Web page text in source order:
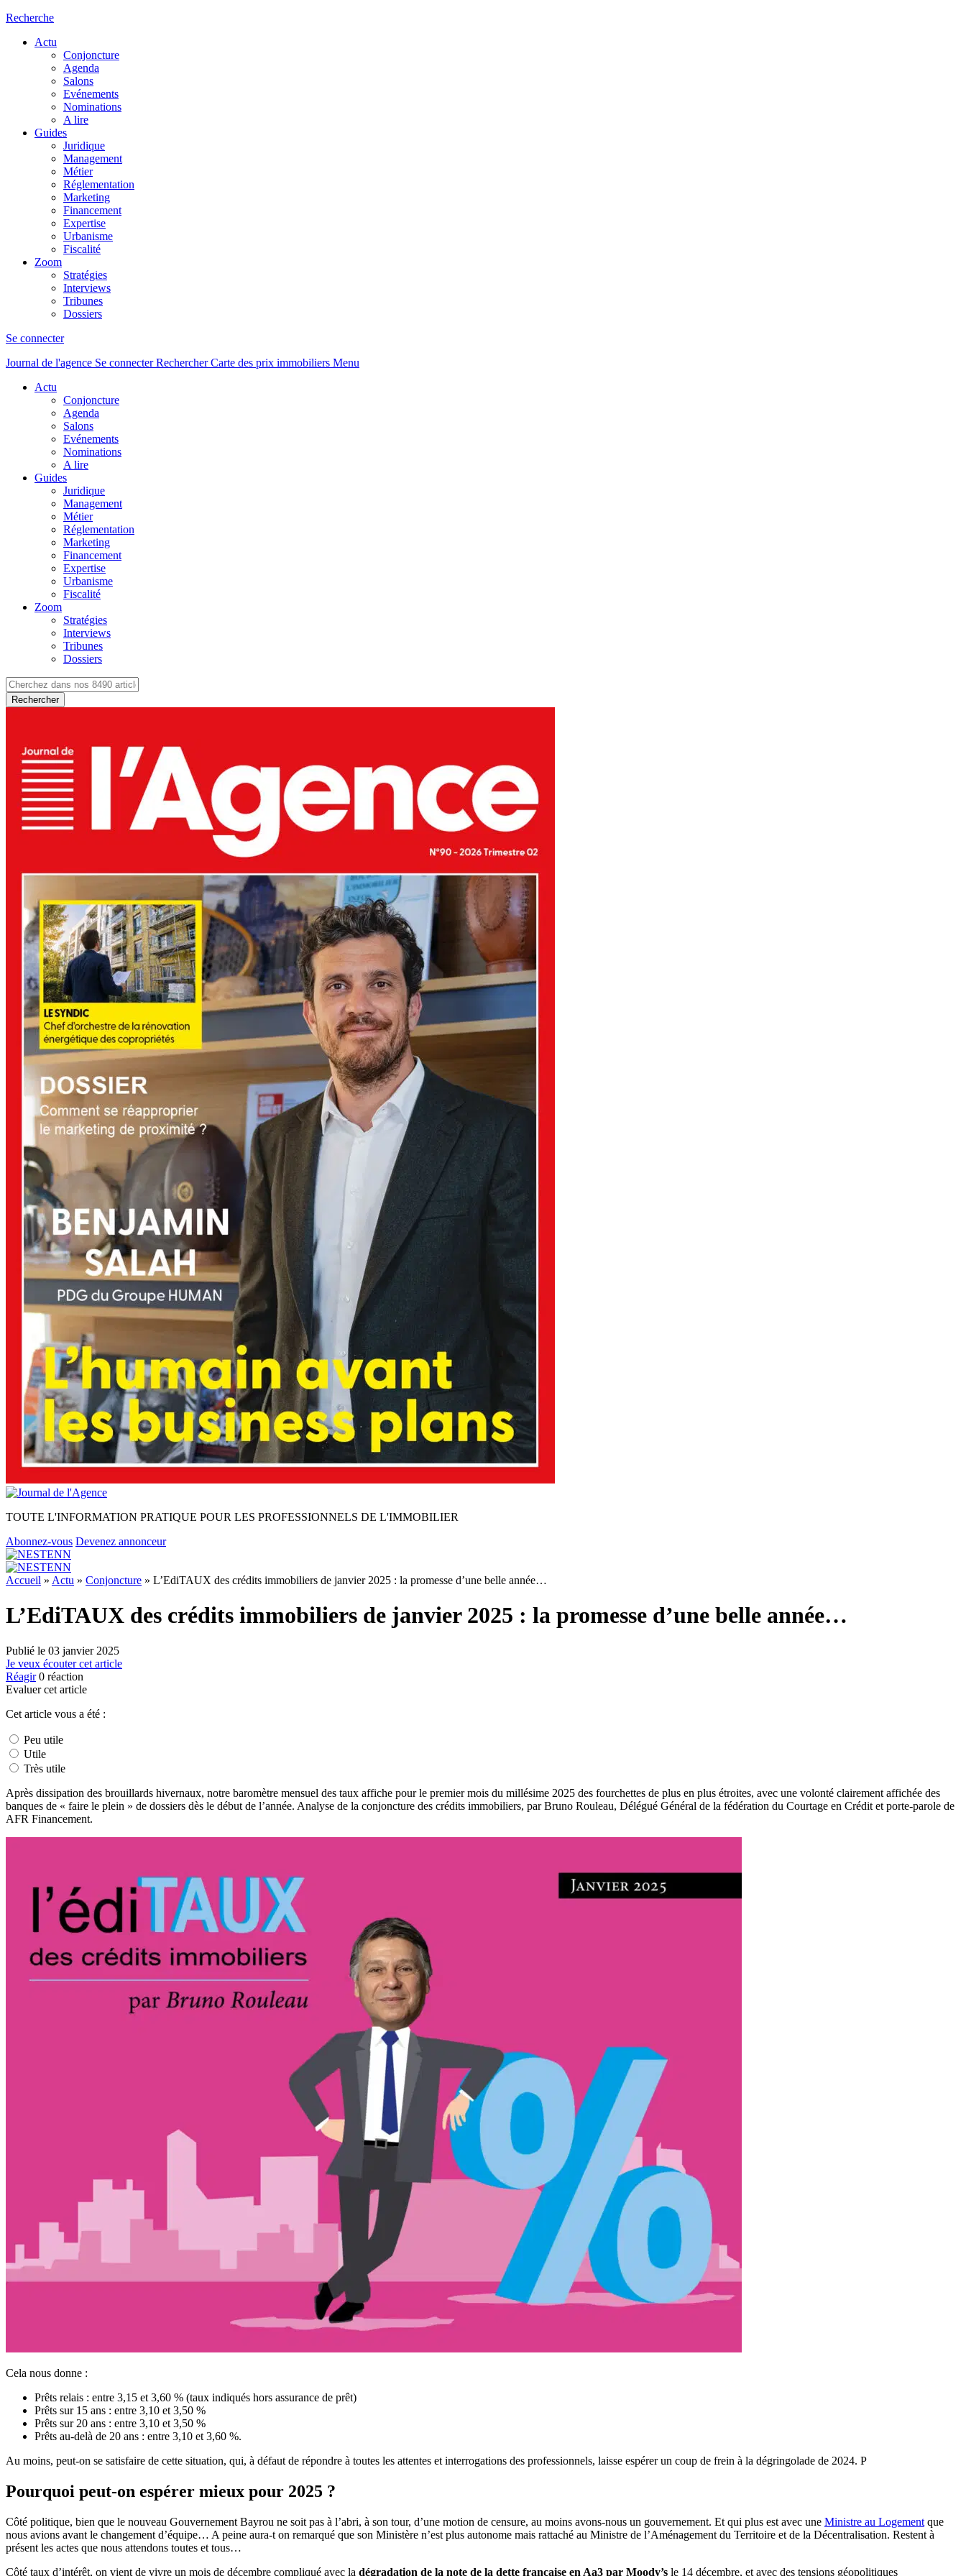
Recherche
Actu
Conjoncture
Agenda
Salons
Evénements
Nominations
A lire
Guides
Juridique
Management
Métier
Réglementation
Marketing
Financement
Expertise
Urbanisme
Fiscalité
Zoom
Stratégies
Interviews
Tribunes
Dossiers
Se connecter
Journal de l'agence Se connecterRechercher Carte des prix immobiliers Menu
Actu
Conjoncture
Agenda
Salons
Evénements
Nominations
A lire
Guides
Juridique
Management
Métier
Réglementation
Marketing
Financement
Expertise
Urbanisme
Fiscalité
Zoom
Stratégies
Interviews
Tribunes
Dossiers
Rechercher
TOUTE L'INFORMATION PRATIQUE POUR LES PROFESSIONNELS DE L'IMMOBILIER
Abonnez-vous Devenez annonceur
Accueil » Actu » Conjoncture » L’EdiTAUX des crédits immobiliers de janvier 2025 : la promesse d’une belle année…
L’EdiTAUX des crédits immobiliers de janvier 2025 : la promesse d’une belle année…
Publié le 03 janvier 2025
Je veux écouter cet article
Réagir 0 réaction
Evaluer cet article
Cet article vous a été :
Peu utile
Utile
Très utile
Après dissipation des brouillards hivernaux, notre baromètre mensuel des taux affiche pour le premier mois du millésime 2025 des fourchettes de plus en plus étroites, avec une volonté clairement affichée des
banques de « faire le plein » de dossiers dès le début de l’année. Analyse de la conjoncture des crédits immobiliers, par Bruno Rouleau, Délégué Général de la fédération du Courtage en Crédit et porte-parole de
AFR Financement.
Cela nous donne :
Prêts relais : entre 3,15 et 3,60 % (taux indiqués hors assurance de prêt)
Prêts sur 15 ans : entre 3,10 et 3,50 %
Prêts sur 20 ans : entre 3,10 et 3,50 %
Prêts au-delà de 20 ans : entre 3,10 et 3,60 %.
Au moins, peut-on se satisfaire de cette situation, qui, à défaut de répondre à toutes les attentes et interrogations des professionnels, laisse espérer un coup de frein à la dégringolade de 2024. P
Pourquoi peut-on espérer mieux pour 2025 ?
Côté politique, bien que le nouveau Gouvernement Bayrou ne soit pas à l’abri, à son tour, d’une motion de censure, au moins avons-nous un gouvernement. Et qui plus est avec une Ministre au Logement que
nous avions avant le changement d’équipe… A peine aura-t on remarqué que son Ministère n’est plus autonome mais rattaché au Ministre de l’Aménagement du Territoire et de la Décentralisation. Restent à
présent les actes que nous attendons toutes et tous…
Côté taux d’intérêt, on vient de vivre un mois de décembre compliqué avec la dégradation de la note de la dette française en Aa3 par Moody’s le 14 décembre, et avec des tensions géopolitiques